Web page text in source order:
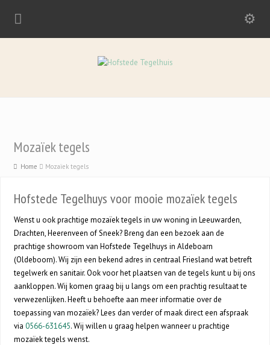
Mozaïek tegels
Home Mozaïek tegels
Hofstede Tegelhuys voor mooie mozaïek tegels
Wenst u ook prachtige mozaïek tegels in uw woning in Leeuwarden,
Drachten, Heerenveen of Sneek? Breng dan een bezoek aan de
prachtige showroom van Hofstede Tegelhuys in Aldeboarn
(Oldeboorn). Wij zijn een bekend adres in centraal Friesland wat betreft
tegelwerk en sanitair. Ook voor het plaatsen van de tegels kunt u bij ons
aankloppen. Wij komen graag bij u langs om een prachtig resultaat te
verwezenlijken. Heeft u behoefte aan meer informatie over de
toepassing van mozaïek? Lees dan verder of maak direct een afspraak
via0566-631645. Wij willen u graag helpen wanneer u prachtige
mozaïek tegels wenst.